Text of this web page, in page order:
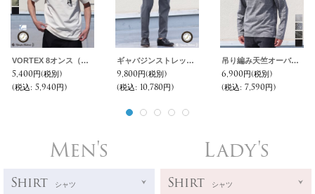
VORTEX 8オンス（MVS天竺）グラスポケット付 レギュラー半袖Tee【MADE IN JAPAN】『日本製』/ Upscape Audience
5,400円(税別)
(税込: 5,940円)
ギャバジンストレッチ イージー テーパードイージーアンクルパンツ【MADE IN JAPAN】『日本製』 / Upscape Audience
9,800円(税別)
(税込: 10,780円)
吊り編み天竺オーバーラップC/N グラスポケ付き L/S Tee【MADE IN TOKYO】『東京製』/ Upscape Audience
6,900円(税別)
(税込: 7,590円)
Men's
Shirt シャツ
Lady's
Shirt シャツ